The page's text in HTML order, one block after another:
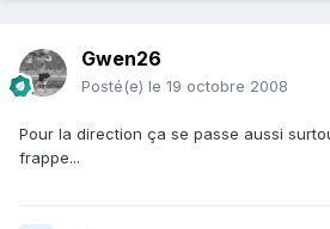
Gwen26
Posté(e) le 19 octobre 2008
Pour la direction ça se passe aussi
frappe...